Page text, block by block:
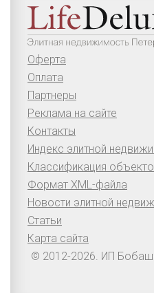
Оферта
Оплата
Партнеры
Реклама на сайте
Контакты
Индекс элитной
Классификация
Формат XML-файла
Новости элитной
Статьи
Карта сайта
© 2012-2026. ИП